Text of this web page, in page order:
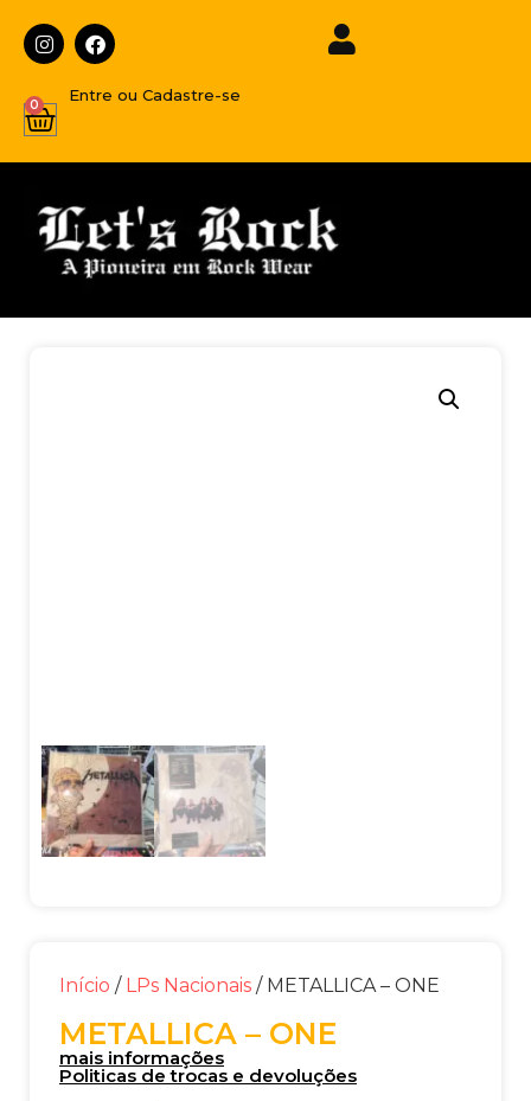
Entre ou Cadastre-se
0
Início / LPs Nacionais / METALLICA – ONE
METALLICA – ONE
mais informações
Politicas de trocas e devoluções